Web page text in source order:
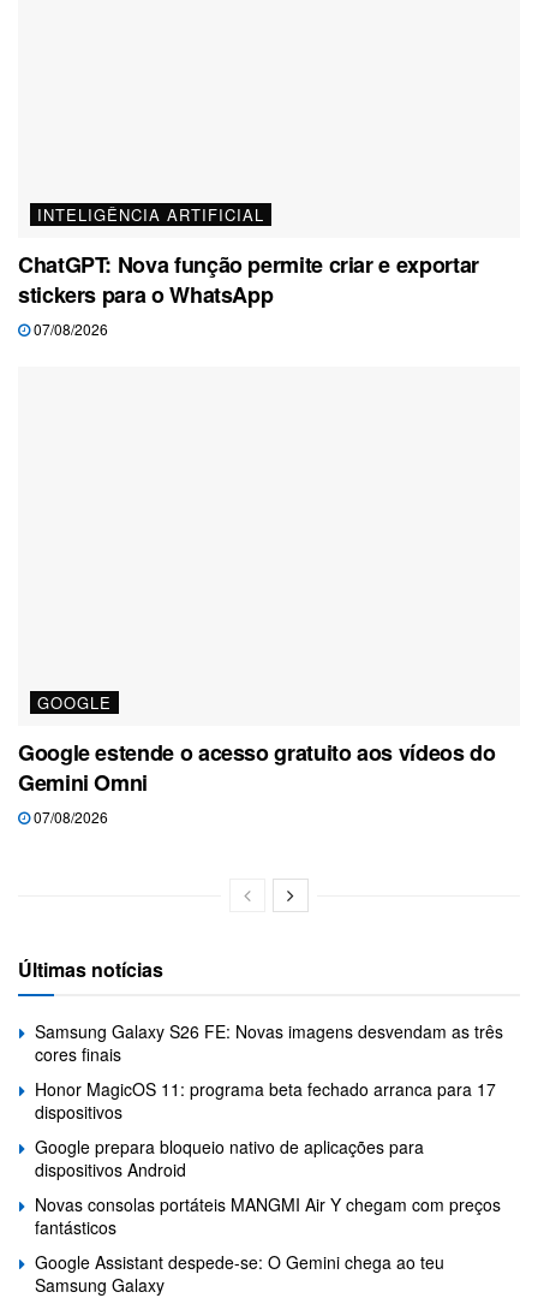
INTELIGÊNCIA ARTIFICIAL
ChatGPT: Nova função permite criar e exportar
stickers para o WhatsApp
07/08/2026
GOOGLE
Google estende o acesso gratuito aos vídeos do
Gemini Omni
07/08/2026
Últimas notícias
Samsung Galaxy S26 FE: Novas imagens desvendam as três
cores finais
Honor MagicOS 11: programa beta fechado arranca para 17
dispositivos
Google prepara bloqueio nativo de aplicações para
dispositivos Android
Novas consolas portáteis MANGMI Air Y chegam com preços
fantásticos
Google Assistant despede-se: O Gemini chega ao teu
Samsung Galaxy